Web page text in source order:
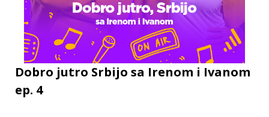
Dobro jutro Srbijo sa Irenom i Ivanom
ep. 4